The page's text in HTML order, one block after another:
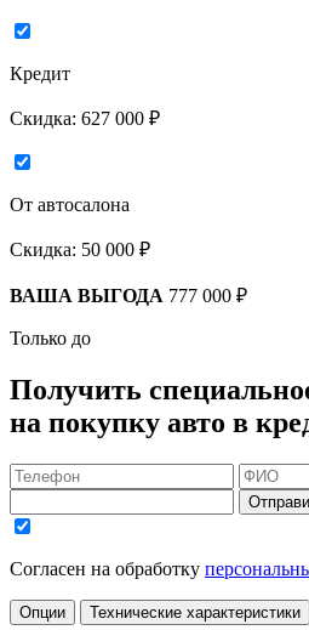
Кредит
Скидка: 627 000 ₽
От автосалона
Скидка: 50 000 ₽
ВАША ВЫГОДА 777 000 ₽
Только до
Получить
на покупку авто в
Согласен на обработку
Опции Технические характеристики